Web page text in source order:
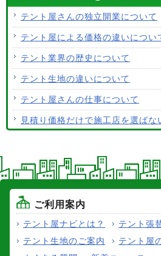
使用するテント生地の違いは？
ALCなどにオーニングは設置でき
テント生地はクリーニングできま
テント屋さんの独立開業について
テント屋による価格の違いについ
テント業界の歴史について
テント生地の違いについて
テント屋さんの仕事について
見積り価格だけで施工店を選ばな
ご利用案内
テント屋ナビとは？
テント張
テント生地のご案内
テント屋